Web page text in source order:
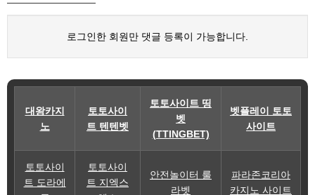
로그인한 회원만 댓글 등록이 가능합니다.
대왕카지
노
토토사이
트 텐텐벳
토토사이트 띵
벳
(TTINGBET)
벳플레이 토토
사이트
토토사이
트 도라에
토토사이
트 지엑스
안전놀이터 룰
라벳
파라존코리아
카지노 사이트